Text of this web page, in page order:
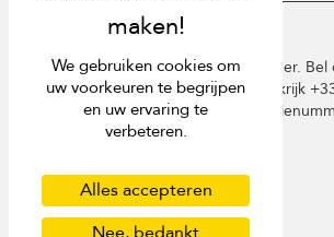
Copyright © 2026 St Barts Villa Finder.
Kingdom +44 2 033 933 883 / Frankrijk
Duitsland +49 40 835 09075.
Privacy beleid
Cookies
We gebruiken cookies om
uw voorkeuren te begrijpen
en uw ervaring te
verbeteren.
Alles accepteren